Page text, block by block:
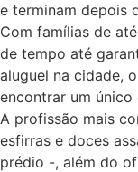
e terminam depois
Com famílias de
de tempo até
aluguel na cidade,
encontrar um
A profissão mais
esfirras e doces
prédio -, além do